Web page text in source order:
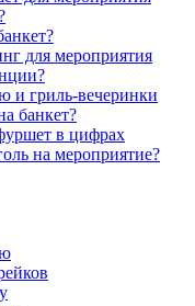
для мероприятия
и гриль-вечеринки
банкет?
в цифрах
на мероприятие?